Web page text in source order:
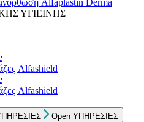
Alfaplastin Derma
ΥΓΙΕΙΝΗΣ
Alfashield
Alfashield
Open ΥΠΗΡΕΣΙΕΣ